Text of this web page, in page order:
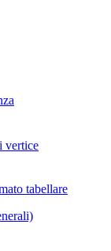
vertice
tabellare